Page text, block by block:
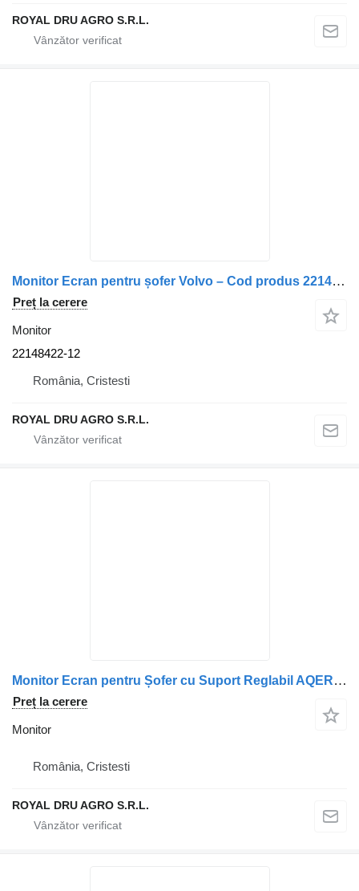
ROYAL DRU AGRO S.R.L.
Monitor Ecran pentru șofer Volvo – Cod produs 22148422 22148422-12 pentru camion
Preț la cerere
Monitor
22148422-12
România, Cristesti
ROYAL DRU AGRO S.R.L.
Monitor Ecran pentru Șofer cu Suport Reglabil AQERI 32120 pentru camion Volvo Aqeri32120-32120
Preț la cerere
Monitor
România, Cristesti
ROYAL DRU AGRO S.R.L.